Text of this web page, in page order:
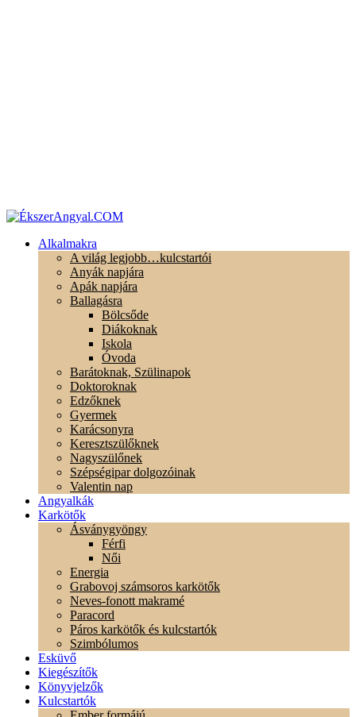
Alkalmakra
A világ legjobb…kulcstartói
Anyák napjára
Apák napjára
Ballagásra
Bölcsőde
Diákoknak
Iskola
Óvoda
Barátoknak, Szülinapok
Doktoroknak
Edzőknek
Gyermek
Karácsonyra
Keresztszülőknek
Nagyszülőnek
Szépségipar dolgozóinak
Valentin nap
Angyalkák
Karkötők
Ásványgyöngy
Férfi
Női
Energia
Grabovoj számsoros karkötők
Neves-fonott makramé
Paracord
Páros karkötők és kulcstartók
Szimbólumos
Esküvő
Kiegészítők
Könyvjelzők
Kulcstartók